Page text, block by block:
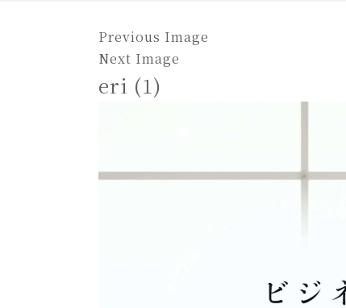
Previous Image
Next Image
eri (1)